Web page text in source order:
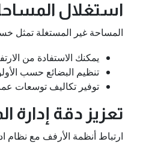
استغلال
المساحة غير المستغلة تمثل
يمكنك الاستفادة من
تنظيم البضائع حسب
توفير تكاليف توسعات
تعزيز دقة إدارة
ارتباط أنظمة الأرفف مع نظام